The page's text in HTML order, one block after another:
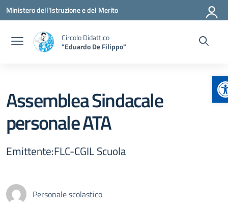
Vai ai contenuti
Vai al menu di navigazione
Vai al footer
Ministero dell'Istruzione e del Merito
Circolo Didattico
"Eduardo De Filippo"
Assemblea Sindacale
personale ATA
Emittente:FLC-CGIL Scuola
Personale scolastico